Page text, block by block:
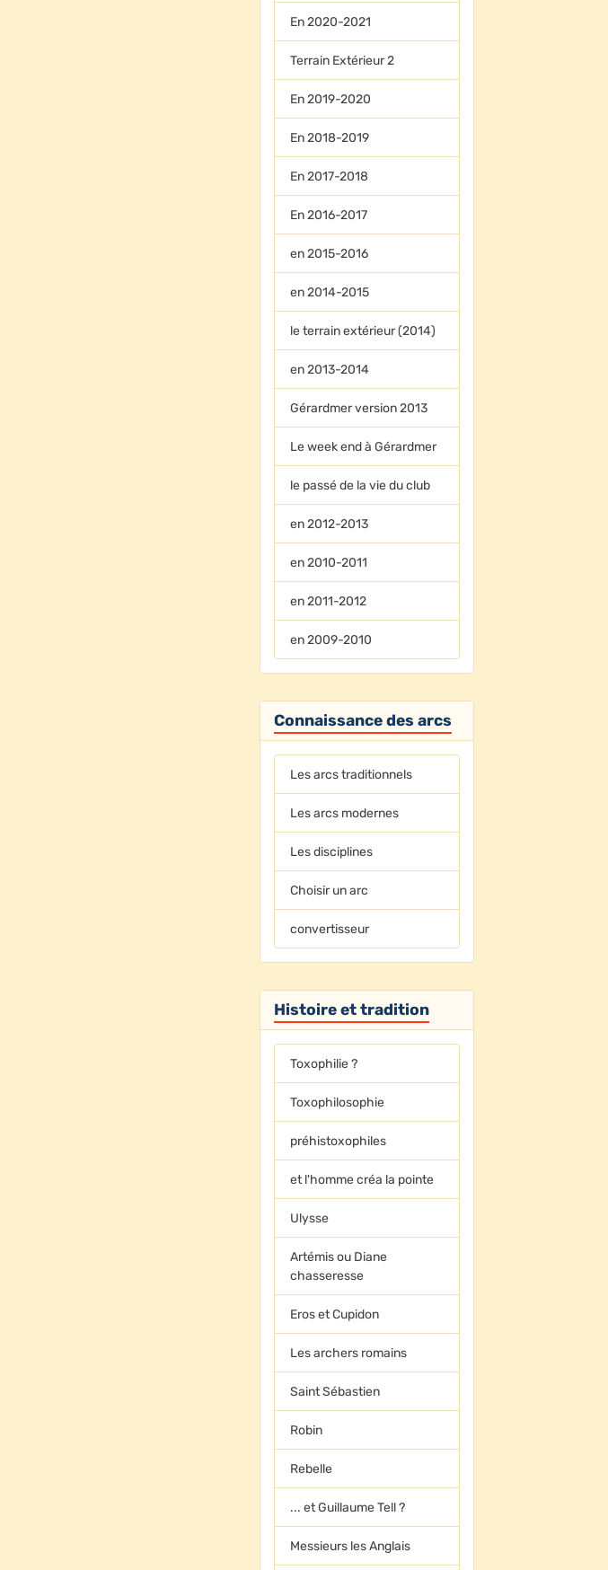
En 2020-2021
Terrain Extérieur 2
En 2019-2020
En 2018-2019
En 2017-2018
En 2016-2017
en 2015-2016
en 2014-2015
le terrain extérieur (2014)
en 2013-2014
Gérardmer version 2013
Le week end à Gérardmer
le passé de la vie du club
en 2012-2013
en 2010-2011
en 2011-2012
en 2009-2010
Connaissance des arcs
Les arcs traditionnels
Les arcs modernes
Les disciplines
Choisir un arc
convertisseur
Histoire et tradition
Toxophilie ?
Toxophilosophie
préhistoxophiles
et l'homme créa la pointe
Ulysse
Artémis ou Diane
chasseresse
Eros et Cupidon
Les archers romains
Saint Sébastien
Robin
Rebelle
... et Guillaume Tell ?
Messieurs les Anglais